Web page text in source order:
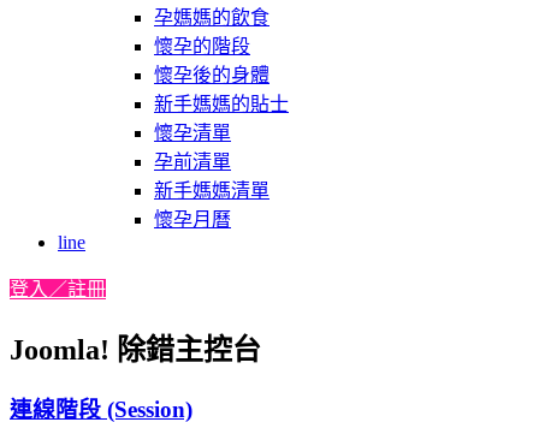
孕媽媽的飲食
懷孕的階段
懷孕後的身體
新手媽媽的貼士
懷孕清單
孕前清單
新手媽媽清單
懷孕月曆
line
登入／註冊
Joomla! 除錯主控台
連線階段 (Session)